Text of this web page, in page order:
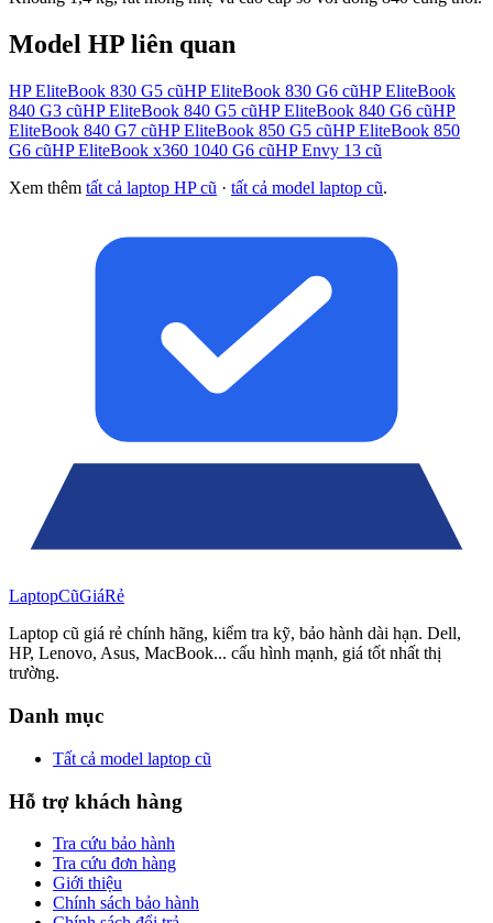
Model HP liên quan
HP EliteBook 830 G5 cũHP EliteBook 830 G6 cũHP EliteBook
840 G3 cũHP EliteBook 840 G5 cũHP EliteBook 840 G6 cũHP
EliteBook 840 G7 cũHP EliteBook 850 G5 cũHP EliteBook 850
G6 cũHP EliteBook x360 1040 G6 cũHP Envy 13 cũ
Xem thêm tất cả laptop HPcũ · tất cả model laptop cũ.
LaptopCũGiáRẻ
Laptop cũ giá rẻ chính hãng, kiểm tra kỹ, bảo hành dài hạn. Dell,
HP, Lenovo, Asus, MacBook... cấu hình mạnh, giá tốt nhất thị
trường.
Danh mục
Tất cả model laptop cũ
Hỗ trợ khách hàng
Tra cứu bảo hành
Tra cứu đơn hàng
Giới thiệu
Chính sách bảo hành